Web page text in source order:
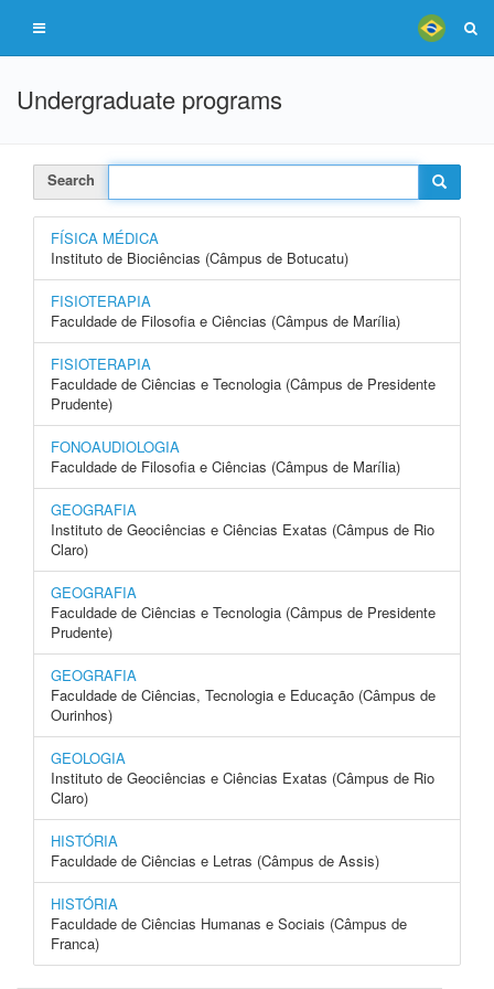
Undergraduate programs
Search
FÍSICA MÉDICA
Instituto de Biociências (Câmpus de Botucatu)
FISIOTERAPIA
Faculdade de Filosofia e Ciências (Câmpus de Marília)
FISIOTERAPIA
Faculdade de Ciências e Tecnologia (Câmpus de Presidente
Prudente)
FONOAUDIOLOGIA
Faculdade de Filosofia e Ciências (Câmpus de Marília)
GEOGRAFIA
Instituto de Geociências e Ciências Exatas (Câmpus de Rio
Claro)
GEOGRAFIA
Faculdade de Ciências e Tecnologia (Câmpus de Presidente
Prudente)
GEOGRAFIA
Faculdade de Ciências, Tecnologia e Educação (Câmpus de
Ourinhos)
GEOLOGIA
Instituto de Geociências e Ciências Exatas (Câmpus de Rio
Claro)
HISTÓRIA
Faculdade de Ciências e Letras (Câmpus de Assis)
HISTÓRIA
Faculdade de Ciências Humanas e Sociais (Câmpus de
Franca)